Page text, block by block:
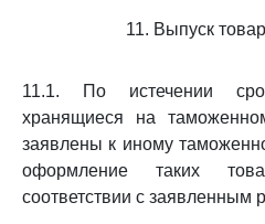
11. Выпуск
11.1. По истечении
хранящиеся на
заявлены к иному
оформление таких
соответствии с заявленным